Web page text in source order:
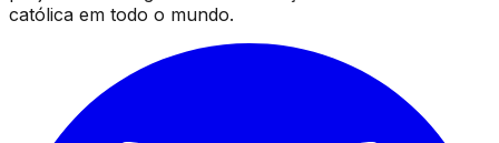
católica em todo o mundo.